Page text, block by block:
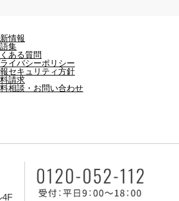
情報
集
ある質問
イバシーポリシー
セキュリティ方針
請求
相談・お問い合わせ
4F